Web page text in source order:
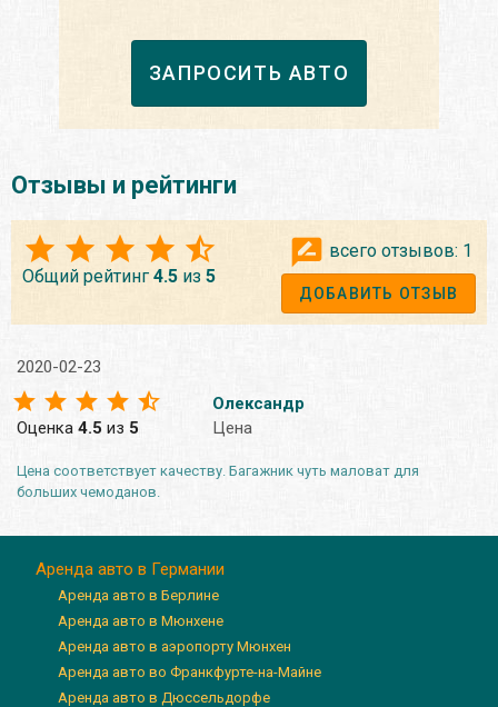
ЗАПРОСИТЬ АВТО
Отзывы и рейтинги
Общий рейтинг 4.5 из 5
всего отзывов: 1
ДОБАВИТЬ ОТЗЫВ
2020-02-23
Оценка 4.5 из 5
Олександр
Цена
Цена соответствует качеству. Багажник чуть маловат для
больших чемоданов.
Аренда авто в Германии
Аренда авто в Берлине
Аренда авто в Мюнхене
Аренда авто в аэропорту Мюнхен
Аренда авто во Франкфурте-на-Майне
Аренда авто в Дюссельдорфе